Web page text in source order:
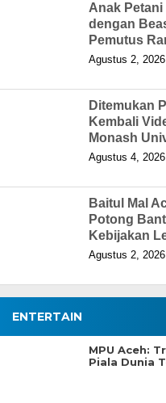
Anak
dengan
Pemutus
Agustus 2, 2026
Ditemukan
Kembali
Monash
Agustus 4, 2026
Baitul Mal
Potong
Kebijakan
Agustus 2, 2026
ENTERTAIN
MPU Aceh:
Piala Dunia